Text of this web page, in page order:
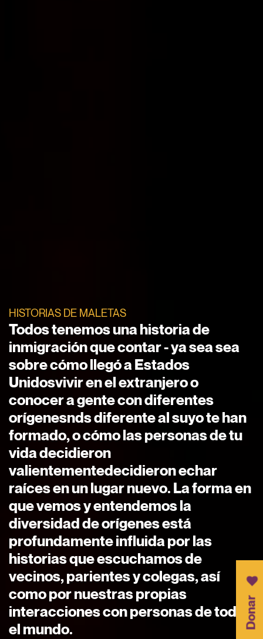
HISTORIAS DE MALETAS
Todos tenemos una historia de
inmigración que contar- ya seasea
sobrecómollegó a Estados
Unidosvivir en el extranjeroo
conocer a gente condiferentes
orígenesndsdiferente al suyote han
formado,o cómo las personas de tu
vida decidieron
valientementedecidieronechar
raícesen un lugar nuevo. La forma en
que vemos y entendemos la
diversidad de orígenes está
profundamente influida por las
historias que escuchamos de
vecinos, parientes y colegas, así
como por nuestras propias
interacciones con personas de todo
el mundo.
Donar